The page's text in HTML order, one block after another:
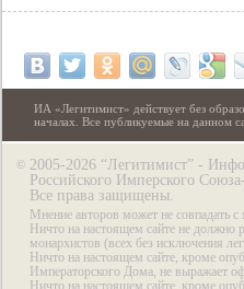
ИА «Легитимист» действует без
началах. Все публикуемые на данном
© 2005-2026 “Легитимист” -
Российского Имперского
Все права защищены.
Мнение авторов может не совпадать
Ничто на настоящем сайте не должно
монархистов (всех без исключения
Ничто на настоящем сайте, кроме
Императорского Дома, не выражает
Ничто на настоящем сайте, кроме